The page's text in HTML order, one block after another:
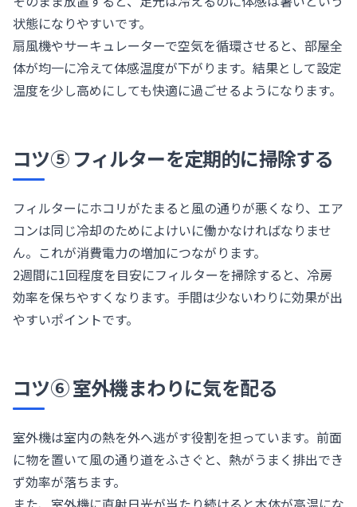
状態になりやすいです。
扇風機やサーキュレーターで空気を循環させると、部屋全
体が均一に冷えて体感温度が下がります。結果として設定
温度を少し高めにしても快適に過ごせるようになります。
コツ⑤ フィルターを定期的に掃除する
フィルターにホコリがたまると風の通りが悪くなり、エア
コンは同じ冷却のためによけいに働かなければなりませ
ん。これが消費電力の増加につながります。
2週間に1回程度を目安にフィルターを掃除すると、冷房
効率を保ちやすくなります。手間は少ないわりに効果が出
やすいポイントです。
コツ⑥ 室外機まわりに気を配る
室外機は室内の熱を外へ逃がす役割を担っています。前面
に物を置いて風の通り道をふさぐと、熱がうまく排出でき
ず効率が落ちます。